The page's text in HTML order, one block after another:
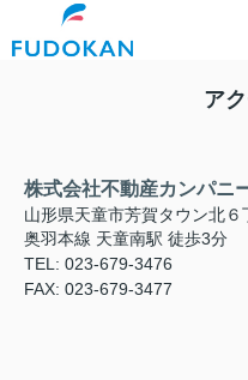
ア
株式会社不動産カンパニ
山形県天童市芳賀タウン北
奥羽本線 天童南駅 徒歩3分
TEL: 023-679-3476
FAX: 023-679-3477